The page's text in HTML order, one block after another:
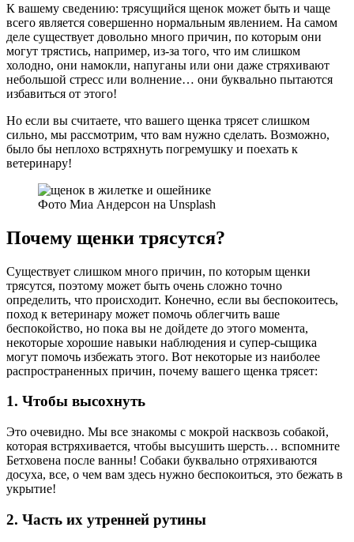
К вашему сведению: трясущийся щенок может быть и чаще
всего является совершенно нормальным явлением. На самом
деле существует довольно много причин, по которым они
могут трястись, например, из-за того, что им слишком
холодно, они намокли, напуганы или они даже стряхивают
небольшой стресс или волнение… они буквально пытаются
избавиться от этого!
Но если вы считаете, что вашего щенка трясет слишком
сильно, мы рассмотрим, что вам нужно сделать. Возможно,
было бы неплохо встряхнуть погремушку и поехать к
ветеринару!
Фото Миа Андерсон на Unsplash
Почему щенки трясутся?
Существует слишком много причин, по которым щенки
трясутся, поэтому может быть очень сложно точно
определить, что происходит. Конечно, если вы беспокоитесь,
поход к ветеринару может помочь облегчить ваше
беспокойство, но пока вы не дойдете до этого момента,
некоторые хорошие навыки наблюдения и супер-сыщика
могут помочь избежать этого. Вот некоторые из наиболее
распространенных причин, почему вашего щенка трясет:
1. Чтобы высохнуть
Это очевидно. Мы все знакомы с мокрой насквозь собакой,
которая встряхивается, чтобы высушить шерсть… вспомните
Бетховена после ванны! Собаки буквально отряхиваются
досуха, все, о чем вам здесь нужно беспокоиться, это бежать в
укрытие!
2. Часть их утренней рутины